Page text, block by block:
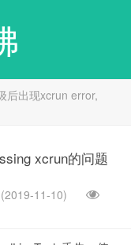
后出现xcrun error,
xcrun的问题
11-10)